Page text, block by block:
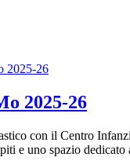
2025-26
2025-26
con il Centro
e uno spazio